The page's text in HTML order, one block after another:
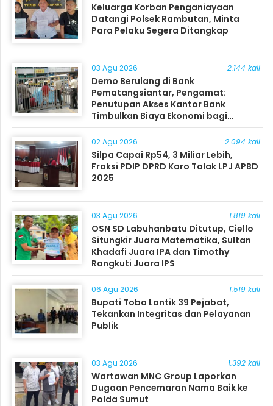
Keluarga Korban Penganiayaan
Datangi Polsek Rambutan, Minta
Para Pelaku Segera Ditangkap
03 Agu 2026 2.144 kali
Demo Berulang di Bank
Pematangsiantar, Pengamat:
Penutupan Akses Kantor Bank
Timbulkan Biaya Ekonomi bagi
Masyarakat
02 Agu 2026 2.094 kali
Silpa Capai Rp54, 3 Miliar Lebih,
Fraksi PDIP DPRD Karo Tolak LPJ APBD
2025
03 Agu 2026 1.819 kali
OSN SD Labuhanbatu Ditutup, Ciello
Situngkir Juara Matematika, Sultan
Khadafi Juara IPA dan Timothy
Rangkuti Juara IPS
06 Agu 2026 1.519 kali
Bupati Toba Lantik 39 Pejabat,
Tekankan Integritas dan Pelayanan
Publik
03 Agu 2026 1.392 kali
Wartawan MNC Group Laporkan
Dugaan Pencemaran Nama Baik ke
Polda Sumut